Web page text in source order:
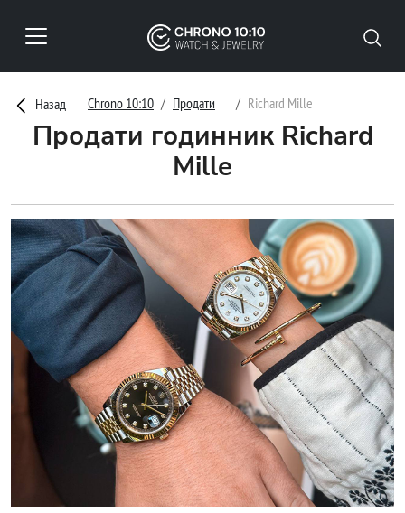
Назад Chrono 10:10 Продати Richard Mille
Продати годинник Richard
Mille